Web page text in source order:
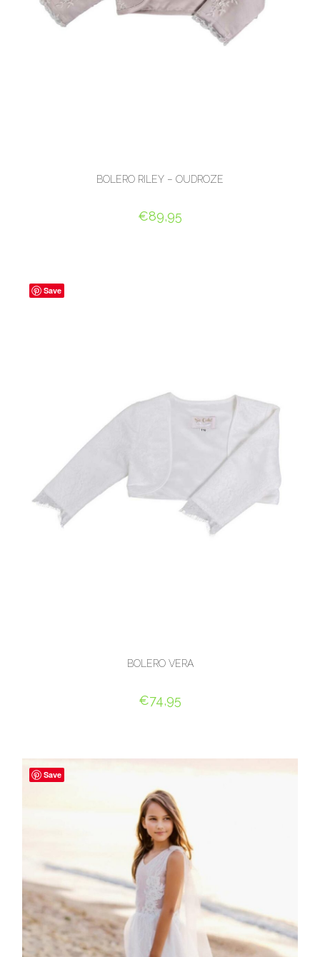
BOLERO RILEY – OUDROZE
€89,95
Save
BOLERO VERA
€74,95
Save